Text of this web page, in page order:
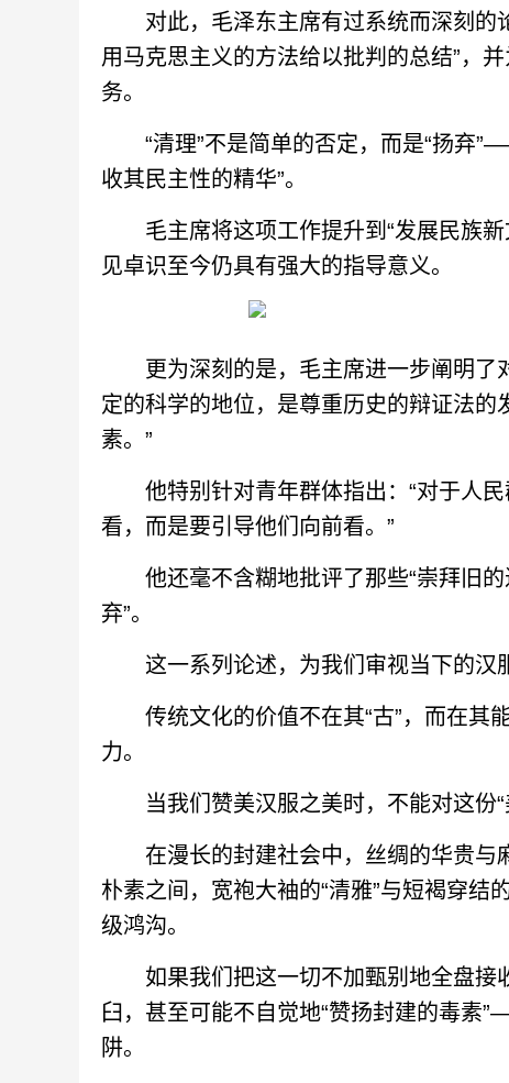
对此，毛泽东主席有过系统而深刻的
用马克思主义的方法给以批判的总结”，
务。
“清理”不是简单的否定，而是“扬弃
收其民主性的精华”。
毛主席将这项工作提升到“发展民族新
见卓识至今仍具有强大的指导意义。
更为深刻的是，毛主席进一步阐明了
定的科学的地位，是尊重历史的辩证法
素。”
他特别针对青年群体指出：“对于人民
看，而是要引导他们向前看。”
他还毫不含糊地批评了那些“崇拜旧的
弃”。
这一系列论述，为我们审视当下的汉
传统文化的价值不在其“古”，而在其
力。
当我们赞美汉服之美时，不能对这份“
在漫长的封建社会中，丝绸的华贵与
朴素之间，宽袍大袖的“清雅”与短褐穿结
级鸿沟。
如果我们把这一切不加甄别地全盘接
臼，甚至可能不自觉地“赞扬封建的毒素
阱。